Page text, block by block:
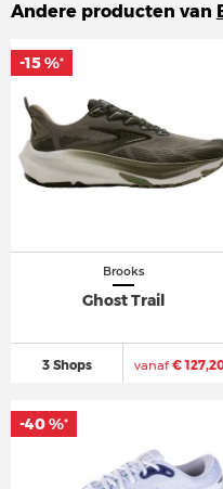
Andere producten van
Brooks
Ghost Trail
3 Shops vanaf€
-15 %*
-15 %*
-40 %*
-40 %*